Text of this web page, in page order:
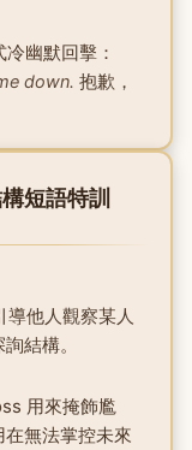
幽默回擊：
down. 抱歉，
短語特訓
他人觀察某人
結構。
用來掩飾尷
無法掌控未來